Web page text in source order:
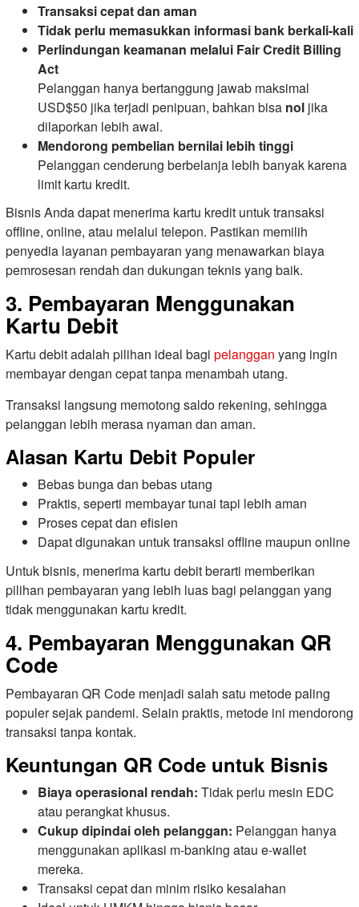
Transaksi cepat dan aman
Tidak perlu memasukkan informasi bank berkali-kali
Perlindungan keamanan melalui Fair Credit Billing
Act
Pelanggan hanya bertanggung jawab maksimal
USD$50 jika terjadi penipuan, bahkan bisa nol jika
dilaporkan lebih awal.
Mendorong pembelian bernilai lebih tinggi
Pelanggan cenderung berbelanja lebih banyak karena
limit kartu kredit.
Bisnis Anda dapat menerima kartu kredit untuk transaksi
offline, online, atau melalui telepon. Pastikan memilih
penyedia layanan pembayaran yang menawarkan biaya
pemrosesan rendah dan dukungan teknis yang baik.
3. Pembayaran Menggunakan
Kartu Debit
Kartu debit adalah pilihan ideal bagi pelanggan yang ingin
membayar dengan cepat tanpa menambah utang.
Transaksi langsung memotong saldo rekening, sehingga
pelanggan lebih merasa nyaman dan aman.
Alasan Kartu Debit Populer
Bebas bunga dan bebas utang
Praktis, seperti membayar tunai tapi lebih aman
Proses cepat dan efisien
Dapat digunakan untuk transaksi offline maupun online
Untuk bisnis, menerima kartu debit berarti memberikan
pilihan pembayaran yang lebih luas bagi pelanggan yang
tidak menggunakan kartu kredit.
4. Pembayaran Menggunakan QR
Code
Pembayaran QR Code menjadi salah satu metode paling
populer sejak pandemi. Selain praktis, metode ini mendorong
transaksi tanpa kontak.
Keuntungan QR Code untuk Bisnis
Biaya operasional rendah: Tidak perlu mesin EDC
atau perangkat khusus.
Cukup dipindai oleh pelanggan: Pelanggan hanya
menggunakan aplikasi m-banking atau e-wallet
mereka.
Transaksi cepat dan minim risiko kesalahan